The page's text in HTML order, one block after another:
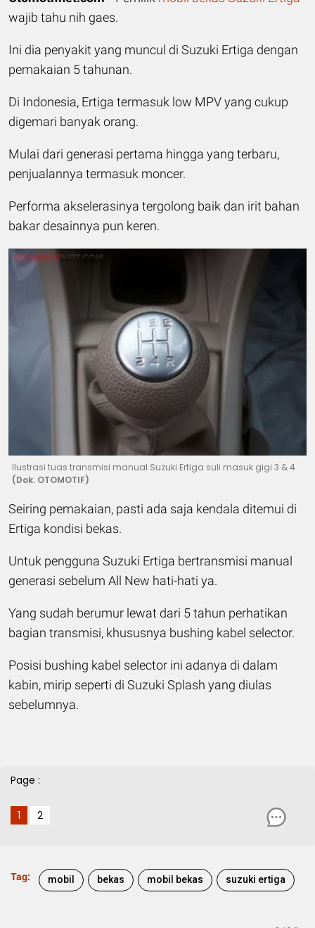
wajib tahu nih gaes.
Ini dia penyakit yang muncul di Suzuki Ertiga dengan
pemakaian 5 tahunan.
Di Indonesia, Ertiga termasuk low MPV yang cukup
digemari banyak orang.
Mulai dari generasi pertama hingga yang terbaru,
penjualannya termasuk moncer.
Performa akselerasinya tergolong baik dan irit bahan
bakar desainnya pun keren.
Ilustrasi tuas transmisi manual Suzuki Ertiga suli masuk gigi 3 & 4
(Dok. OTOMOTIF)
Seiring pemakaian, pasti ada saja kendala ditemui di
Ertiga kondisi bekas.
Untuk pengguna Suzuki Ertiga bertransmisi manual
generasi sebelum All New hati-hati ya.
Yang sudah berumur lewat dari 5 tahun perhatikan
bagian transmisi, khususnya bushing kabel selector.
Posisi bushing kabel selector ini adanya di dalam
kabin, mirip seperti di Suzuki Splash yang diulas
sebelumnya.
Page :
1 2
Tag: mobil bekas mobil bekas suzuki ertiga